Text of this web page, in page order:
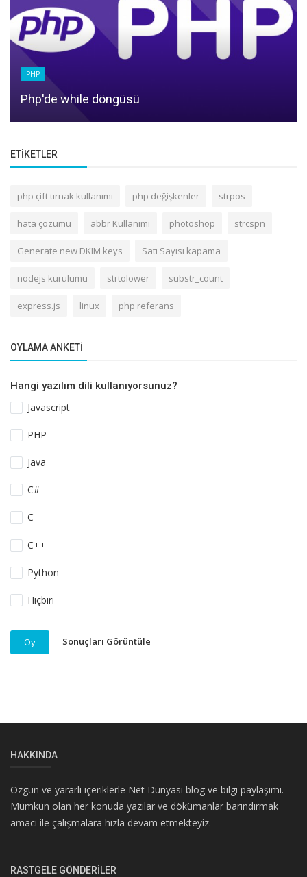
PHP
Php'de while döngüsü
ETIKETLER
php çift tırnak kullanımı php değişkenler strpos
hata çözümü abbr Kullanımı photoshop strcspn
Generate new DKIM keys Satı Sayısı kapama
nodejs kurulumu strtolower substr_count
express.js linux php referans
OYLAMA ANKETI
Hangi yazılım dili kullanıyorsunuz?
Javascript
PHP
Java
C#
C
C++
Python
Hiçbiri
Oy Sonuçları Görüntüle
HAKKINDA
Özgün ve yararlı içeriklerle Net Dünyası blog ve bilgi paylaşımı.
Mümkün olan her konuda yazılar ve dökümanlar barındırmak
amacı ile çalışmalara hızla devam etmekteyiz.
RASTGELE GÖNDERILER